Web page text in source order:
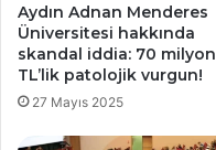
Aydın Adnan Menderes
Üniversitesi hakkında
skandal iddia: 70 milyon
TL’lik patolojik vurgun!
27 Mayıs 2025